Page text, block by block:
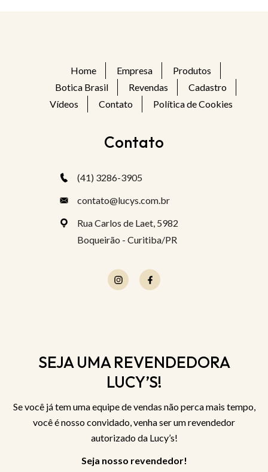
Home Empresa
Produtos
Botica Brasil
Revendas
Cadastro
Vídeos
Contato Política de Cookies
Contato
(41) 3286-3905
contato@lucys.com.br
Rua Carlos de Laet, 5982
Boqueirão - Curitiba/PR
SEJA UMA REVENDEDORA
LUCY’S!
Se você já tem uma equipe de vendas não perca mais tempo,
você é nosso convidado, venha ser um revendedor
autorizado da Lucy’s!
Seja nosso revendedor!